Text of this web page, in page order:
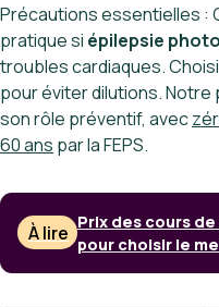
Précautions essentielles :
pratique si épilepsie
troubles cardiaques.
pour éviter dilutions.
son rôle préventif, avec
60 ans par la FEPS.
À lire Prix des cours
pour choisir le